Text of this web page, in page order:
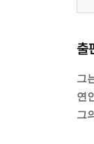
출
그
연
그